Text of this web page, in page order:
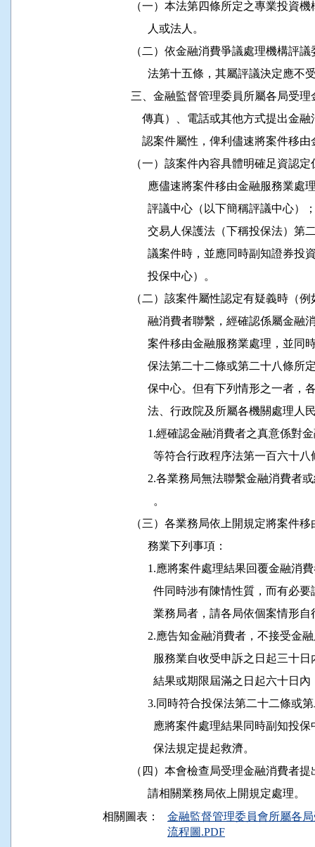
（一）本法第四條所定之專業投
                人或法人。
（二）依金融消費爭議處理機構
法第十五條，其屬評議決定應
三、金融監督管理委員所屬各局
傳真）、電話或其他方式提出
認案件屬性，俾利儘速將案件
（一）該案件內容具體明確足資
應儘速將案件移由金融服務
評議中心（以下簡稱評議中
交易人保護法（下稱投保法
議案件時，並應同時副知證
                投保中心）。
（二）該案件屬性認定有疑義時
融消費者聯繫，經確認係屬
案件移由金融服務業處理，
保法第二十二條或第二十八
保中心。但有下列情形之一
法、行政院及所屬各機關處
1.經確認金融消費者之真意
等符合行政程序法第一百六
2.各業務局無法聯繫金融消
                  。
（三）各業務局依上開規定將案
                務業下列事項：
1.應將案件處理結果回覆金
件同時涉有陳情性質，而
業務局者，請各局依個案情形
2.應告知金融消費者，不接
服務業自收受申訴之日起
結果或期限屆滿之日起六十
3.同時符合投保法第二十二
應將案件處理結果同時副
                  保法規定提起救濟。
（四）本會檢查局受理金融消費
相關圖表：
金融監督管理委員會所屬各
流程圖.PDF